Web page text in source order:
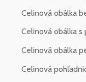
Celinová obálka
Celinová obálka s
Celinová obálka
Celinová